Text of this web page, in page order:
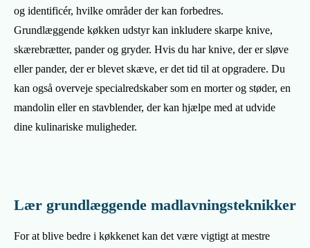
og identificér, hvilke områder der kan forbedres.
Grundlæggende køkken udstyr kan inkludere skarpe knive,
skærebrætter, pander og gryder. Hvis du har knive, der er sløve
eller pander, der er blevet skæve, er det tid til at opgradere. Du
kan også overveje specialredskaber som en morter og støder, en
mandolin eller en stavblender, der kan hjælpe med at udvide
dine kulinariske muligheder.
Lær grundlæggende madlavningsteknikker
For at blive bedre i køkkenet kan det være vigtigt at mestre